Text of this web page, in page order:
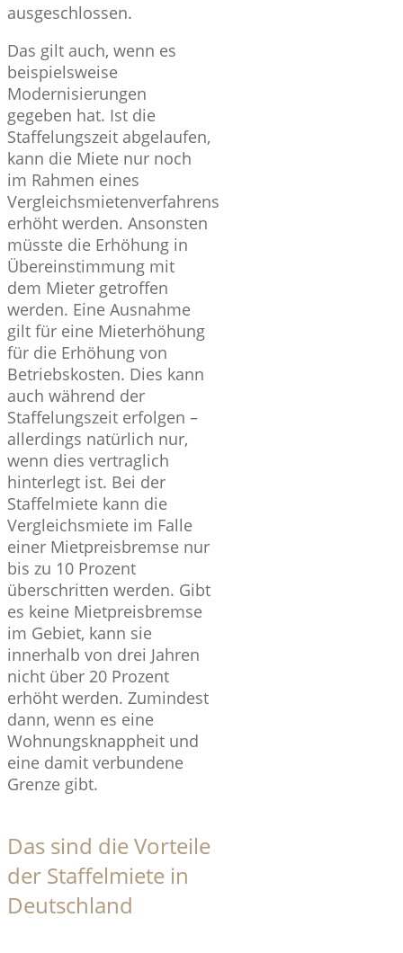
ausgeschlossen.
Das gilt auch, wenn es
beispielsweise
Modernisierungen
gegeben hat. Ist die
Staffelungszeit abgelaufen,
kann die Miete nur noch
im Rahmen eines
Vergleichsmietenverfahrens
erhöht werden. Ansonsten
müsste die Erhöhung in
Übereinstimmung mit
dem Mieter getroffen
werden. Eine Ausnahme
gilt für eine Mieterhöhung
für die Erhöhung von
Betriebskosten. Dies kann
auch während der
Staffelungszeit erfolgen –
allerdings natürlich nur,
wenn dies vertraglich
hinterlegt ist. Bei der
Staffelmiete kann die
Vergleichsmiete im Falle
einer Mietpreisbremse nur
bis zu 10 Prozent
überschritten werden. Gibt
es keine Mietpreisbremse
im Gebiet, kann sie
innerhalb von drei Jahren
nicht über 20 Prozent
erhöht werden. Zumindest
dann, wenn es eine
Wohnungsknappheit und
eine damit verbundene
Grenze gibt.
Das sind die Vorteile
der Staffelmiete in
Deutschland